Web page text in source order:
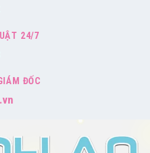
24/7
ĐỐC